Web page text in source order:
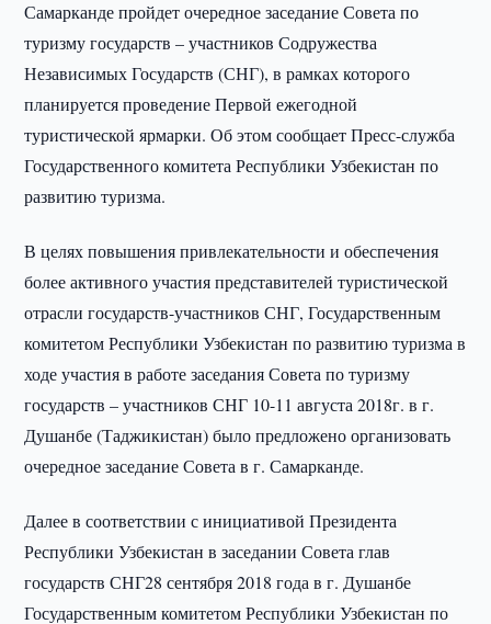
Самарканде пройдет очередное заседание Совета по
туризму государств – участников Содружества
Независимых Государств (СНГ), в рамках которого
планируется проведение Первой ежегодной
туристической ярмарки. Об этом сообщает Пресс-служба
Государственного комитета Республики Узбекистан по
развитию туризма.
В целях повышения привлекательности и обеспечения
более активного участия представителей туристической
отрасли государств-участников СНГ, Государственным
комитетом Республики Узбекистан по развитию туризма в
ходе участия в работе заседания Совета по туризму
государств – участников СНГ 10-11 августа 2018г. в г.
Душанбе (Таджикистан) было предложено организовать
очередное заседание Совета в г. Самарканде.
Далее в соответствии с инициативой Президента
Республики Узбекистан в заседании Совета глав
государств СНГ28 сентября 2018 года в г. Душанбе
Государственным комитетом Республики Узбекистан по